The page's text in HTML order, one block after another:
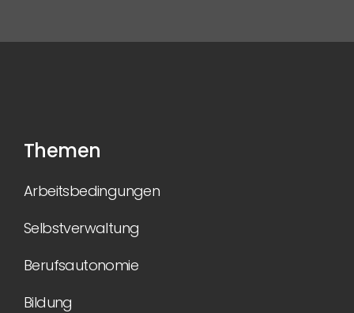
Themen
Arbeitsbedingungen
Selbstverwaltung
Berufsautonomie
Bildung